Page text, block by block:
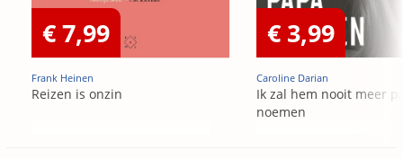
€ 7,99
Frank Heinen
Reizen is onzin
€ 3,99
Caroline Darian
Ik zal hem nooit meer
noemen